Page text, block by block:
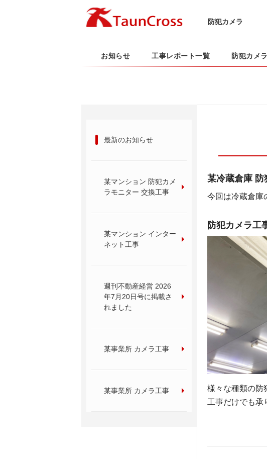
防犯カメラ
お知らせ 工事レポート一覧 防犯カメ
最新のお知らせ
某マンション 防犯カメ
ラモニター 交換工事
某マンション インター
ネット工事
週刊不動産経営 2026
年7月20日号に掲載さ
れました
某事業所 カメラ工事
某事業所 カメラ工事
某冷蔵倉庫 防
今回は冷蔵倉庫
防犯カメラ工
様々な種類の防
工事だけでも承